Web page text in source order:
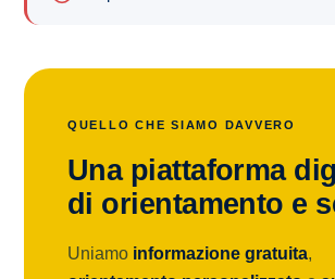
QUELLO CHE SIAMO DAVVERO
Una piattaforma
di orientamento e
Uniamo informazione gratuita,